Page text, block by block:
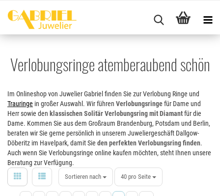
Verlobungsringe atemberaubend schön
Im Onlineshop von Juwelier Gabriel finden Sie zur Verlobung Ringe und
Trauringe in großer Auswahl. Wir führen Verlobungsringefür Dame und
Herr sowie den klassischen Solitär Verlobungsring mit Diamantfür die
Dame. Kommen Sie aus dem Großraum Brandenburg, Potsdam und Berlin,
beraten wir Sie gerne persönlich in unserem Juweliergeschäft Dallgow-
Döberitz im Havelpark, damit Sie den perfekten Verlobungsring finden.
Auch wenn Sie Verlobungsringe online kaufen möchten, steht Ihnen unsere
Beratung zur Verfügung.
Sortieren nach 40 pro Seite